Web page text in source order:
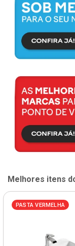
Melhores itens
PASTA VERMELHA